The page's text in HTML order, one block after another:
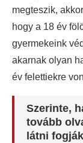
megteszik,
hogy a 18 év
gyermekeink
akarnak olyan
év felettiekre
Szerinte,
tovább
látni